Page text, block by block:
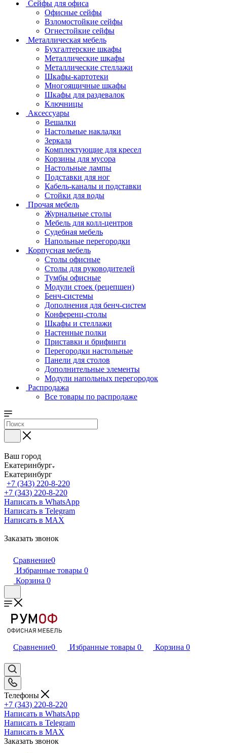
Сейфы для офиса
Офисные сейфы
Взломостойкие сейфы
Огнестойкие сейфы
Металлическая мебель
Бухгалтерские шкафы
Металлические шкафы
Металлические стеллажи
Шкафы-картотеки
Многоящичные шкафы
Шкафы для раздевалок
Ключницы
Аксессуары
Вешалки
Настольные накладки
Зеркала
Комплектующие для кресел
Корзины для мусора
Настольные лампы
Подставки для ног
Кабель-каналы и подставки
Стойки для воды
Прочая мебель
Журнальные столы
Мебель для колл-центров
Судебная мебель
Напольные перегородки
Корпусная мебель
Столы офисные
Столы для руководителей
Тумбы офисные
Модули стоек (рецепшен)
Бенч-системы
Дополнения для бенч-систем
Конференц-столы
Шкафы и стеллажи
Настенные полки
Приставки и брифинги
Перегородки настольные
Панели для столов
Дополнительные элементы
Модули напольных перегородок
Распродажа
Все товары по распродаже
Ваш город
Екатеринбург
Екатеринбург
+7 (343) 220-8-220
+7 (343) 220-8-220
Написать в WhatsApp
Написать в Telegram
Написать в MAX
Заказать звонок
Сравнение0
Избранные товары 0
Корзина 0
Сравнение0 Избранные товары 0 Корзина 0
Телефоны
+7 (343) 220-8-220
Написать в WhatsApp
Написать в Telegram
Написать в MAX
Заказать звонок